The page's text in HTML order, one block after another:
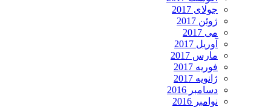
جولای 2017
ژوئن 2017
می 2017
آوریل 2017
مارس 2017
فوریه 2017
ژانویه 2017
دسامبر 2016
نوامبر 2016